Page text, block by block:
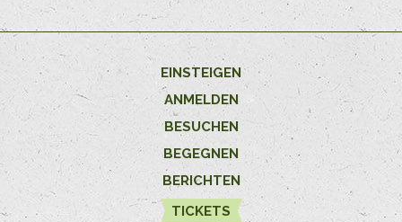
EINSTEIGEN
ANMELDEN
BESUCHEN
BEGEGNEN
BERICHTEN
TICKETS